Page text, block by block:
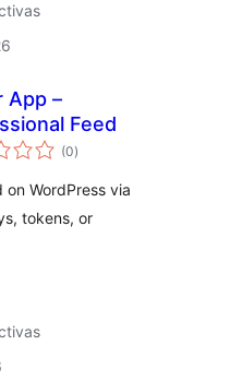
App –
Feed
(0valoracións
totais
)
WordPress via
tokens, or